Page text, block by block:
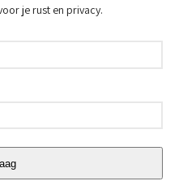
je rust en privacy.